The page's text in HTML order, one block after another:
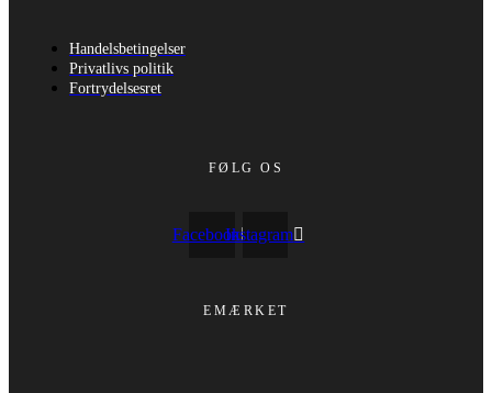
Handelsbetingelser
Privatlivs politik
Fortrydelsesret
FØLG OS
FacebookInstagram
EMÆRKET